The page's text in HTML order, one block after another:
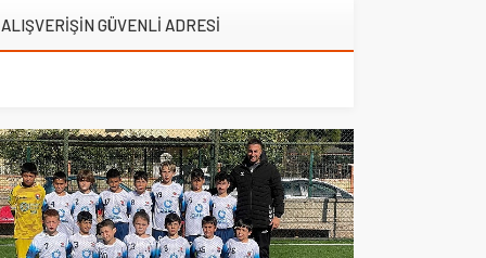
ALIŞVERİŞİN GÜVENLİ ADRESİ